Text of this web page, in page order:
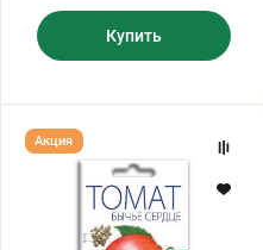
Купить
Семена
Томатов
Акция